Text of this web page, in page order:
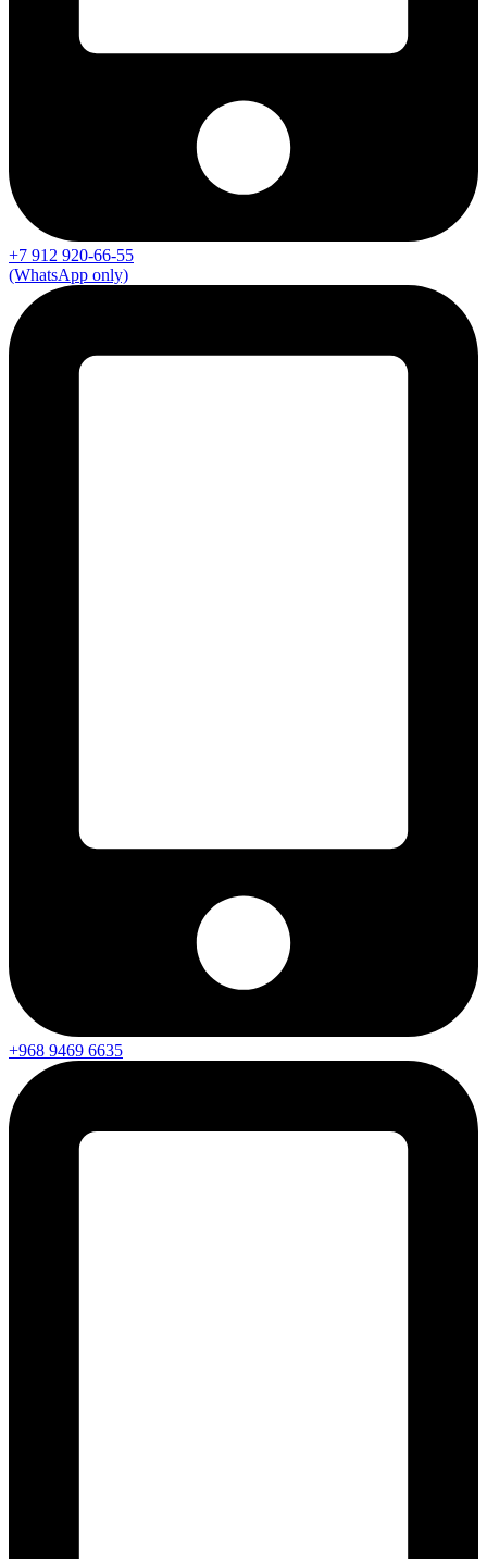
+7 912 920-66-55
(WhatsApp only)
+968 9469 6635